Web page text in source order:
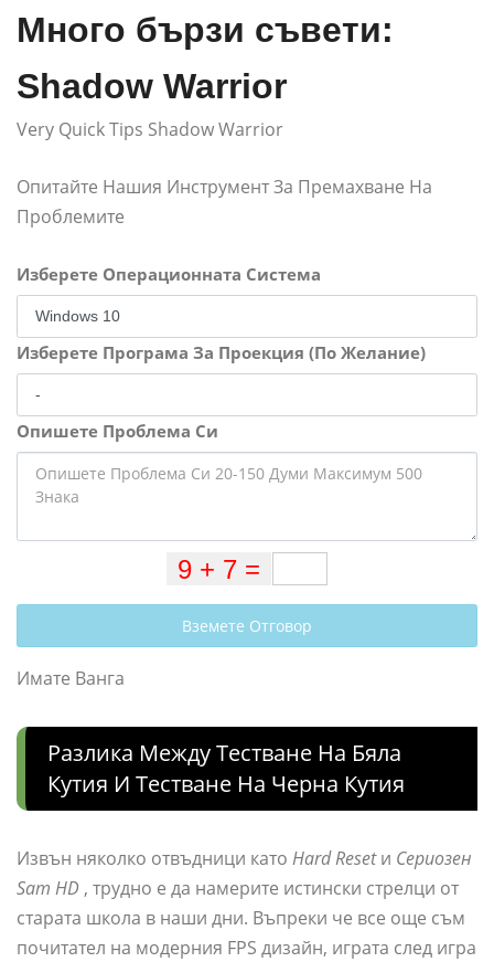
Много бързи съвети:
Shadow Warrior
Very Quick Tips Shadow Warrior
Опитайте Нашия Инструмент За Премахване На
Проблемите
Изберете Операционната Система
Изберете Програма За Проекция (По Желание)
Опишете Проблема Си
Вземете Отговор
Имате Ванга
Разлика Между Тестване На Бяла
Кутия И Тестване На Черна Кутия
Извън няколко отвъдници като Hard Resetи Сериозен
Sam HD , трудно е да намерите истински стрелци от
старата школа в наши дни. Въпреки че все още съм
почитател на модерния FPS дизайн, играта след игра